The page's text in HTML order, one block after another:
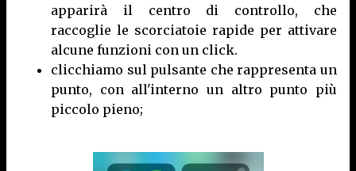
apparirà il centro di controllo, che
raccoglie le scorciatoie rapide per attivare
alcune funzioni con un click.
clicchiamo sul pulsante che rappresenta un
punto, con all'interno un altro punto più
piccolo pieno;